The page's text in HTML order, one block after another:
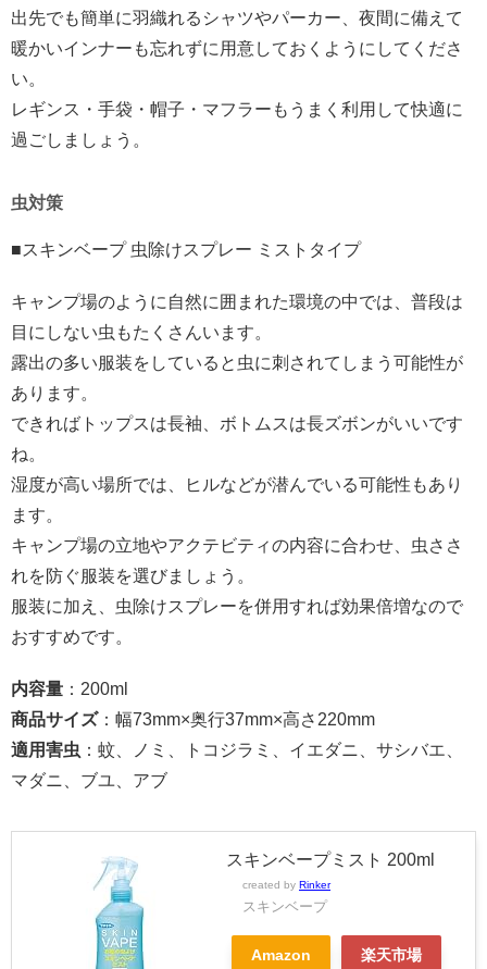
出先でも簡単に羽織れるシャツやパーカー、夜間に備えて
暖かいインナーも忘れずに用意しておくようにしてくださ
い。
レギンス・手袋・帽子・マフラーもうまく利用して快適に
過ごしましょう。
虫対策
■スキンベープ 虫除けスプレー ミストタイプ
キャンプ場のように自然に囲まれた環境の中では、普段は
目にしない虫もたくさんいます。
露出の多い服装をしていると虫に刺されてしまう可能性が
あります。
できればトップスは長袖、ボトムスは長ズボンがいいです
ね。
湿度が高い場所では、ヒルなどが潜んでいる可能性もあり
ます。
キャンプ場の立地やアクテビティの内容に合わせ、虫ささ
れを防ぐ服装を選びましょう。
服装に加え、虫除けスプレーを併用すれば効果倍増なので
おすすめです。
内容量 ：200ml
商品サイズ：幅73mm×奥行37mm×高さ220mm
適用害虫 ：蚊、ノミ、トコジラミ、イエダニ、サシバエ、
マダニ、ブユ、アブ
スキンベープミスト 200ml
created by Rinker
スキンベープ
Amazon 楽天市場